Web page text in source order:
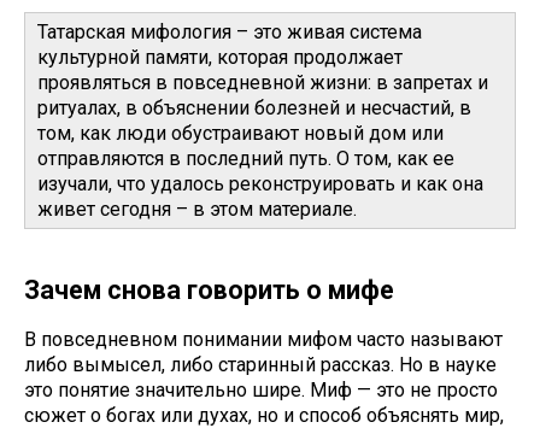
Татарская мифология – это живая система
культурной памяти, которая продолжает
проявляться в повседневной жизни: в запретах и
ритуалах, в объяснении болезней и несчастий, в
том, как люди обустраивают новый дом или
отправляются в последний путь. О том, как ее
изучали, что удалось реконструировать и как она
живет сегодня – в этом материале.
Зачем снова говорить о мифе
В повседневном понимании мифом часто называют
либо вымысел, либо старинный рассказ. Но в науке
это понятие значительно шире. Миф — это не просто
сюжет о богах или духах, но и способ объяснять мир,